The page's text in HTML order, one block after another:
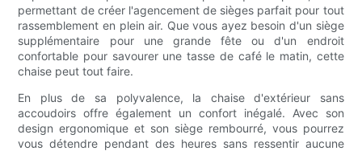
permettant de créer l'agencement de sièges parfait pour tout
rassemblement en plein air. Que vous ayez besoin d'un siège
supplémentaire pour une grande fête ou d'un endroit
confortable pour savourer une tasse de café le matin, cette
chaise peut tout faire.
En plus de sa polyvalence, la chaise d'extérieur sans
accoudoirs offre également un confort inégalé. Avec son
design ergonomique et son siège rembourré, vous pourrez
vous détendre pendant des heures sans ressentir aucune